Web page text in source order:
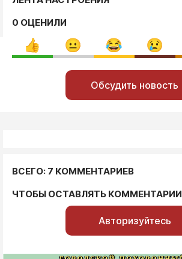
0 ОЦЕНИЛИ
Обсудить новость
ВСЕГО: 7 КОММЕНТАРИЕВ
ЧТОБЫ ОСТАВЛЯТЬ КОММЕНТАРИИ
Авторизуйтесь